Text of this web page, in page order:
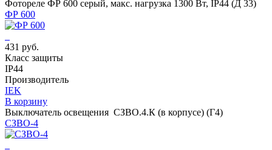
Фотореле ФР 600 серый, макс. нагрузка 1300 Вт, IP44 (Д 33)
ФР 600
431 руб.
Класс защиты
IP44
Производитель
IEK
В корзину
Выключатель освещения СЗВО.4.К (в корпусе) (Г4)
СЗВО-4